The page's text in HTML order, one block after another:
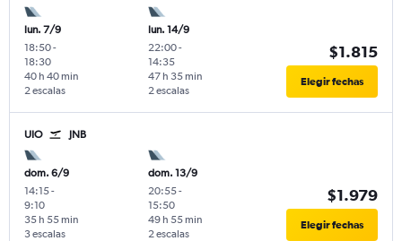
lun. 7/9
18:50-
18:30
2 escalas
40 h 40 min
lun. 14/9
22:00-
14:35
2 escalas
47 h 35 min
$1.815
Elegir fechas
UIO JNB
dom. 6/9
14:15-
9:10
3 escalas
35 h 55 min
dom. 13/9
20:55-
15:50
2 escalas
49 h 55 min
$1.979
Elegir fechas